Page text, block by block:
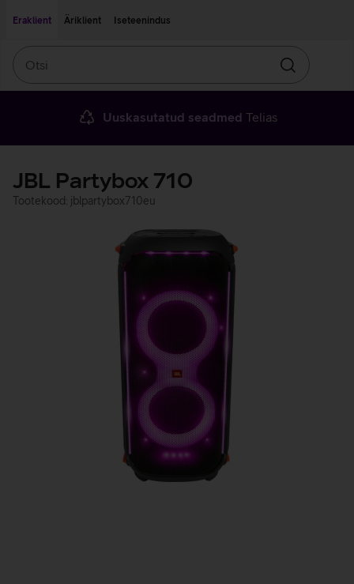
Eraklient
Äriklient Iseteenindus
Otsin
Uuskasutatud seadmed Telias
JBL Partybox 710
Tootekood: jblpartybox710eu